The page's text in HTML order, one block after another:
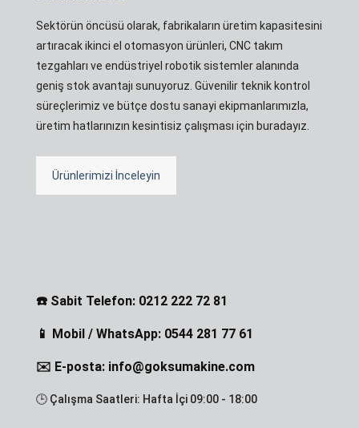
Sektörün öncüsü olarak, fabrikaların üretim kapasitesini
artıracak ikinci el otomasyon ürünleri, CNC takım
tezgahları ve endüstriyel robotik sistemler alanında
geniş stok avantajı sunuyoruz. Güvenilir teknik kontrol
süreçlerimiz ve bütçe dostu sanayi ekipmanlarımızla,
üretim hatlarınızın kesintisiz çalışması için buradayız.
Ürünlerimizi İnceleyin
☎️ Sabit Telefon: 0212 222 72 81
📱 Mobil / WhatsApp: 0544 281 77 61
✉️ E-posta: info@goksumakine.com
🕒 Çalışma Saatleri: Hafta İçi 09:00 - 18:00